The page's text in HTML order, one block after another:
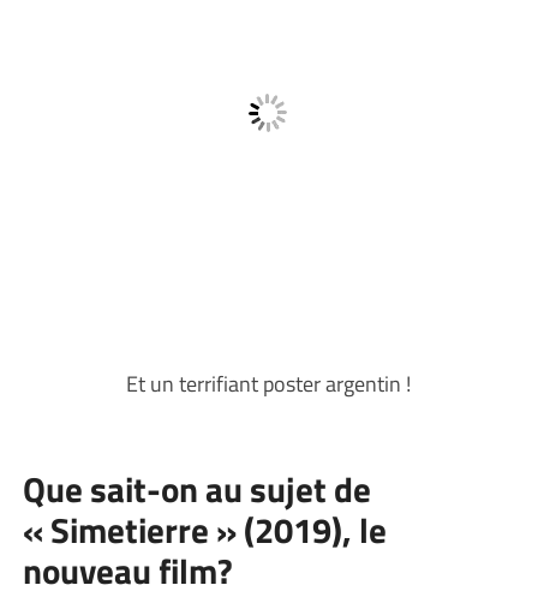
Et un terrifiant poster argentin !
Que sait-on au sujet de
« Simetierre » (2019), le
nouveau film?